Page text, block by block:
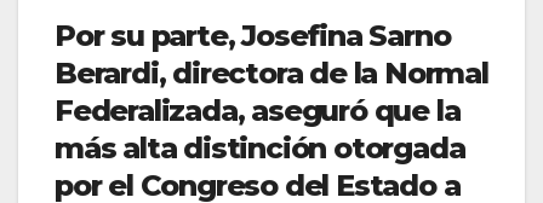
Por su parte, Josefina Sarno
Berardi, directora de la Normal
Federalizada, aseguró que la
más alta distinción otorgada
por el Congreso del Estado a